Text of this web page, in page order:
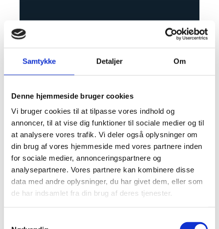
Samtykke Detaljer Om
Denne hjemmeside bruger cookies
Vi bruger cookies til at tilpasse vores indhold og
annoncer, til at vise dig funktioner til sociale medier og til
at analysere vores trafik. Vi deler også oplysninger om
din brug af vores hjemmeside med vores partnere inden
for sociale medier, annonceringspartnere og
analysepartnere. Vores partnere kan kombinere disse
data med andre oplysninger, du har givet dem, eller som
de har indsamlet fra din brug af deres tjenester.